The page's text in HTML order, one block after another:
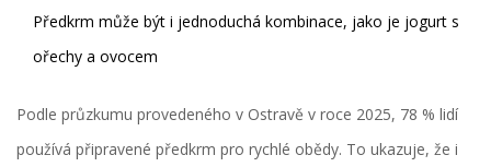
Předkrm může být i jednoduchá kombinace, jako je jogurt s
ořechy a ovocem
Podle průzkumu provedeného v Ostravě v roce 2025, 78 % lidí
používá připravené předkrm pro rychlé obědy. To ukazuje, že i